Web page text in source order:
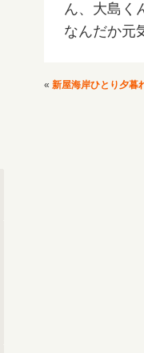
ん、大島く
なんだか元
« 新屋海岸ひとり夕暮